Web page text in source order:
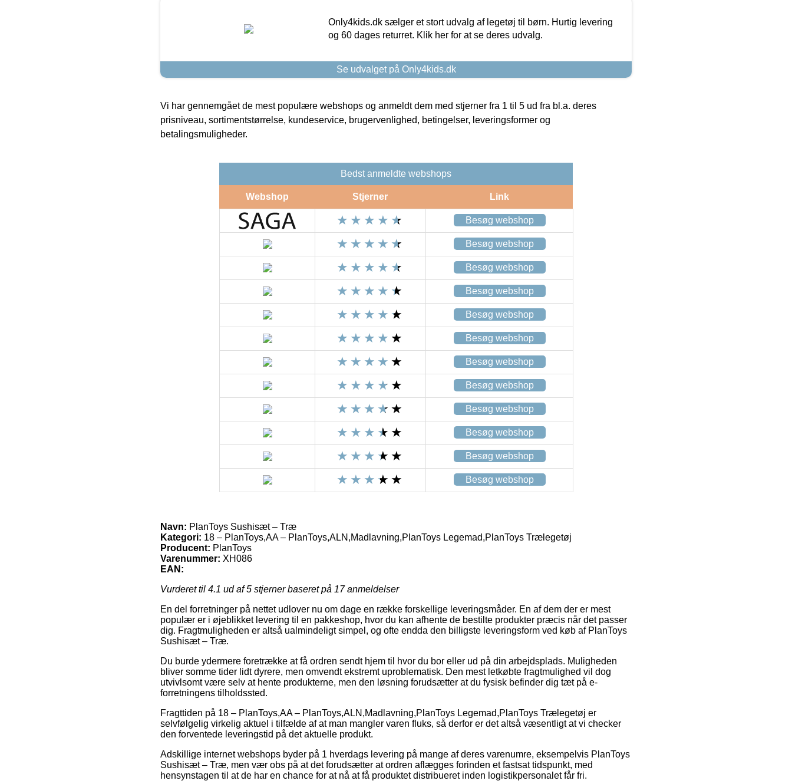
Only4kids.dk sælger et stort udvalg af legetøj til børn. Hurtig levering
og 60 dages returret. Klik her for at se deres udvalg.
Se udvalget på Only4kids.dk
Vi har gennemgået de mest populære webshops og anmeldt dem med stjerner fra 1 til 5 ud fra bl.a. deres
prisniveau, sortimentstørrelse, kundeservice, brugervenlighed, betingelser, leveringsformer og
betalingsmuligheder.
Bedst anmeldte webshops
Webshop Stjerner Link
Besøg webshop
Besøg webshop
Besøg webshop
Besøg webshop
Besøg webshop
Besøg webshop
Besøg webshop
Besøg webshop
Besøg webshop
Besøg webshop
Besøg webshop
Besøg webshop
Navn: PlanToys Sushisæt – Træ
Kategori: 18 – PlanToys,AA – PlanToys,ALN,Madlavning,PlanToys Legemad,PlanToys Trælegetøj
Producent: PlanToys
Varenummer: XH086
EAN:
Vurderet til 4.1 ud af 5 stjerner baseret på 17anmeldelser
En del forretninger på nettet udlover nu om dage en række forskellige leveringsmåder. En af dem der er mest
populær er i øjeblikket levering til en pakkeshop, hvor du kan afhente de bestilte produkter præcis når det passer
dig. Fragtmuligheden er altså ualmindeligt simpel, og ofte endda den billigste leveringsform ved køb af PlanToys
Sushisæt – Træ.
Du burde ydermere foretrække at få ordren sendt hjem til hvor du bor eller ud på din arbejdsplads. Muligheden
bliver somme tider lidt dyrere, men omvendt ekstremt uproblematisk. Den mest letkøbte fragtmulighed vil dog
utvivlsomt være selv at hente produkterne, men den løsning forudsætter at du fysisk befinder dig tæt på e-
forretningens tilholdssted.
Fragttiden på 18 – PlanToys,AA – PlanToys,ALN,Madlavning,PlanToys Legemad,PlanToys Trælegetøj er
selvfølgelig virkelig aktuel i tilfælde af at man mangler varen fluks, så derfor er det altså væsentligt at vi checker
den forventede leveringstid på det aktuelle produkt.
Adskillige internet webshops byder på 1 hverdags levering på mange af deres varenumre, eksempelvis PlanToys
Sushisæt – Træ, men vær obs på at det forudsætter at ordren aflægges forinden et fastsat tidspunkt, med
hensynstagen til at de har en chance for at nå at få produktet distribueret inden logistikpersonalet får fri.